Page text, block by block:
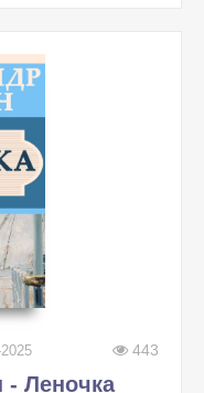
443
- Леночка